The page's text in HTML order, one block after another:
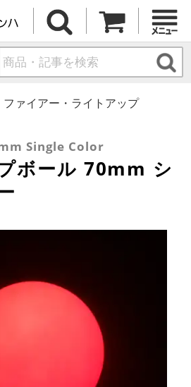
ファイアー・ライトアップ
Single Color
ボール 70mm シ